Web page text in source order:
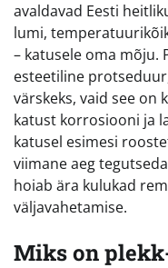
avaldavad Eesti
lumi,
– katusele oma mõju.
esteetiline
värskeks, vaid see
katust korrosiooni ja
katusel esimesi
viimane aeg
hoiab ära kulukad
väljavahetamise.
Miks on